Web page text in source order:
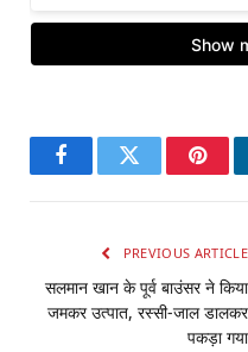
FacebookTwitter
PREVIOUS ARTICLE
सलमान खान के पूर्व बाउंसर ने किया
जमकर उत्पात, रस्सी-जाल डालकर
पकड़ा गया